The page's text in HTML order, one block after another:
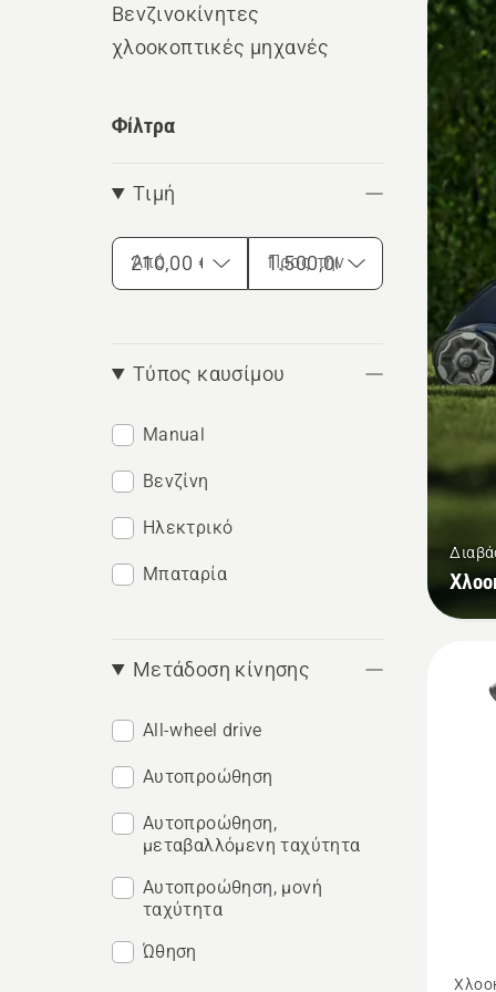
Βενζινοκίνητες
χλοοκοπτικές μηχανές
Φίλτρα
Τιμή
Από Προς την
Τύπος καυσίμου
Manual
Βενζίνη
Ηλεκτρικό
Μπαταρία
Μετάδοση κίνησης
All-wheel drive
Αυτοπροώθηση
Αυτοπροώθηση,
μεταβαλλόμενη ταχύτητα
Αυτοπροώθηση, μονή
ταχύτητα
Ώθηση
τα
Δείτε